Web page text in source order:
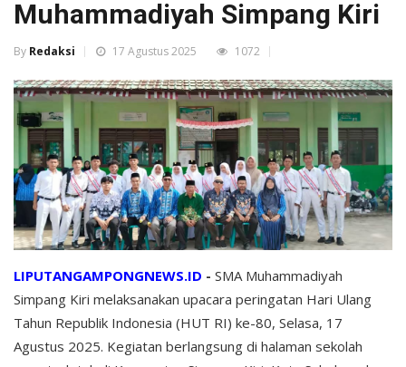
Muhammadiyah Simpang Kiri
By Redaksi 17 Agustus 2025 1072
LIPUTANGAMPONGNEWS.ID - SMA Muhammadiyah
Simpang Kiri melaksanakan upacara peringatan Hari Ulang
Tahun Republik Indonesia (HUT RI) ke-80, Selasa, 17
Agustus 2025. Kegiatan berlangsung di halaman sekolah